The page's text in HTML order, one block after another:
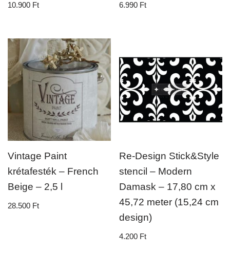
10.900 Ft 6.990 Ft
Vintage Paint
krétafesték – French
Beige – 2,5 l
28.500 Ft
Re-Design Stick&Style
stencil – Modern
Damask – 17,80 cm x
45,72 meter (15,24 cm
design)
4.200 Ft